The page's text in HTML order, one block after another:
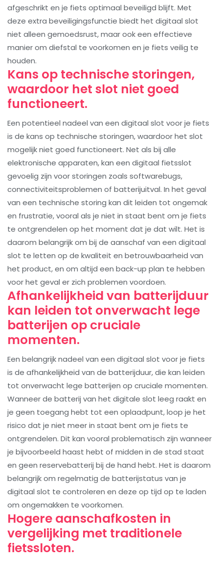
afgeschrikt en je fiets optimaal beveiligd blijft. Met
deze extra beveiligingsfunctie biedt het digitaal slot
niet alleen gemoedsrust, maar ook een effectieve
manier om diefstal te voorkomen en je fiets veilig te
houden.
Kans op technische storingen,
waardoor het slot niet goed
functioneert.
Een potentieel nadeel van een digitaal slot voor je fiets
is de kans op technische storingen, waardoor het slot
mogelijk niet goed functioneert. Net als bij alle
elektronische apparaten, kan een digitaal fietsslot
gevoelig zijn voor storingen zoals softwarebugs,
connectiviteitsproblemen of batterijuitval. In het geval
van een technische storing kan dit leiden tot ongemak
en frustratie, vooral als je niet in staat bent om je fiets
te ontgrendelen op het moment dat je dat wilt. Het is
daarom belangrijk om bij de aanschaf van een digitaal
slot te letten op de kwaliteit en betrouwbaarheid van
het product, en om altijd een back-up plan te hebben
voor het geval er zich problemen voordoen.
Afhankelijkheid van batterijduur
kan leiden tot onverwacht lege
batterijen op cruciale
momenten.
Een belangrijk nadeel van een digitaal slot voor je fiets
is de afhankelijkheid van de batterijduur, die kan leiden
tot onverwacht lege batterijen op cruciale momenten.
Wanneer de batterij van het digitale slot leeg raakt en
je geen toegang hebt tot een oplaadpunt, loop je het
risico dat je niet meer in staat bent om je fiets te
ontgrendelen. Dit kan vooral problematisch zijn wanneer
je bijvoorbeeld haast hebt of midden in de stad staat
en geen reservebatterij bij de hand hebt. Het is daarom
belangrijk om regelmatig de batterijstatus van je
digitaal slot te controleren en deze op tijd op te laden
om ongemakken te voorkomen.
Hogere aanschafkosten in
vergelijking met traditionele
fietssloten.